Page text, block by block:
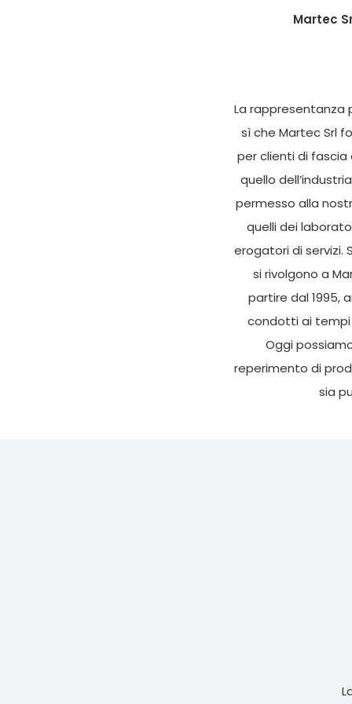
Martec
La rappresentanza
sì che Martec Srl
per clienti di fascia
quello
permesso alla
quelli dei
erogatori di
si rivolgono a
partire dal 1995,
condotti ai tempi
Oggi
reperimento di
sia